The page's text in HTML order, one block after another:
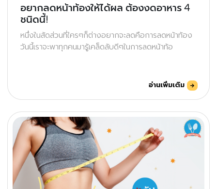
อยากลดหน้าท้องให้ได้ผล ต้องงดอาหาร 4
ชนิดนี้!
หนึ่งในสัดส่วนที่ใครๆก็ต่างอยากจะลดคือการลดหน้าท้อง
วันนี้เราจะพาทุกคนมารู้เคล็ดลับดีๆในการลดหน้าท้อ
อ่านเพิ่มเติม